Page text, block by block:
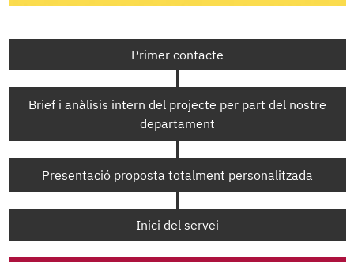
Primer contacte
Brief i anàlisis intern del projecte per part del nostre
departament
Presentació proposta totalment personalitzada
Inici del servei